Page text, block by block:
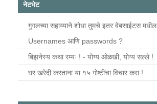
नेटभेट
गुगलच्या सहाय्याने शोधा तुमचे इतर वेबसाईटस मधील
Usernames आणि passwords ?
बिझनेस्य कथा रम्यः ! - योग्य ओळखी, योग्य सल्ले !
घर खरेदी करताना या १५ गोष्टींचा विचार करा !